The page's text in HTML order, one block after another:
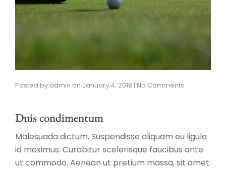
Posted byadmin on January 4, 2018 | No Comments
Duis condimentum
Malesuada dictum. Suspendisse aliquam eu ligula
id maximus. Curabitur scelerisque faucibus ante
ut commodo. Aenean ut pretium massa, sit amet